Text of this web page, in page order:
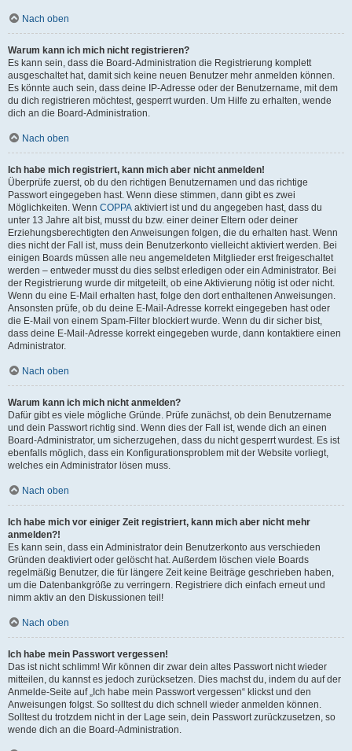
Nach oben
Warum kann ich mich nicht registrieren?
Es kann sein, dass die Board-Administration die Registrierung komplett
ausgeschaltet hat, damit sich keine neuen Benutzer mehr anmelden können.
Es könnte auch sein, dass deine IP-Adresse oder der Benutzername, mit dem
du dich registrieren möchtest, gesperrt wurden. Um Hilfe zu erhalten, wende
dich an die Board-Administration.
Nach oben
Ich habe mich registriert, kann mich aber nicht anmelden!
Überprüfe zuerst, ob du den richtigen Benutzernamen und das richtige
Passwort eingegeben hast. Wenn diese stimmen, dann gibt es zwei
Möglichkeiten. Wenn COPPA aktiviert ist und du angegeben hast, dass du
unter 13 Jahre alt bist, musst du bzw. einer deiner Eltern oder deiner
Erziehungsberechtigten den Anweisungen folgen, die du erhalten hast. Wenn
dies nicht der Fall ist, muss dein Benutzerkonto vielleicht aktiviert werden. Bei
einigen Boards müssen alle neu angemeldeten Mitglieder erst freigeschaltet
werden – entweder musst du dies selbst erledigen oder ein Administrator. Bei
der Registrierung wurde dir mitgeteilt, ob eine Aktivierung nötig ist oder nicht.
Wenn du eine E-Mail erhalten hast, folge den dort enthaltenen Anweisungen.
Ansonsten prüfe, ob du deine E-Mail-Adresse korrekt eingegeben hast oder
die E-Mail von einem Spam-Filter blockiert wurde. Wenn du dir sicher bist,
dass deine E-Mail-Adresse korrekt eingegeben wurde, dann kontaktiere einen
Administrator.
Nach oben
Warum kann ich mich nicht anmelden?
Dafür gibt es viele mögliche Gründe. Prüfe zunächst, ob dein Benutzername
und dein Passwort richtig sind. Wenn dies der Fall ist, wende dich an einen
Board-Administrator, um sicherzugehen, dass du nicht gesperrt wurdest. Es ist
ebenfalls möglich, dass ein Konfigurationsproblem mit der Website vorliegt,
welches ein Administrator lösen muss.
Nach oben
Ich habe mich vor einiger Zeit registriert, kann mich aber nicht mehr
anmelden?!
Es kann sein, dass ein Administrator dein Benutzerkonto aus verschieden
Gründen deaktiviert oder gelöscht hat. Außerdem löschen viele Boards
regelmäßig Benutzer, die für längere Zeit keine Beiträge geschrieben haben,
um die Datenbankgröße zu verringern. Registriere dich einfach erneut und
nimm aktiv an den Diskussionen teil!
Nach oben
Ich habe mein Passwort vergessen!
Das ist nicht schlimm! Wir können dir zwar dein altes Passwort nicht wieder
mitteilen, du kannst es jedoch zurücksetzen. Dies machst du, indem du auf der
Anmelde-Seite auf „Ich habe mein Passwort vergessen“ klickst und den
Anweisungen folgst. So solltest du dich schnell wieder anmelden können.
Solltest du trotzdem nicht in der Lage sein, dein Passwort zurückzusetzen, so
wende dich an die Board-Administration.